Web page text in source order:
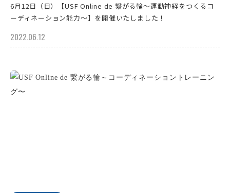
6月12日（日）【USF Online de 繋がる輪～運動神経をつくるコ
ーディネーション能力～】を開催いたしました！
2022.06.12